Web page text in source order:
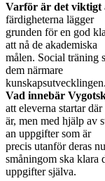
Varför är det viktigt
färdigheterna lägger
grunden för en god
att nå de akademiska
målen. Social träning
dem närmare
kunskapsutvecklingen.
Vad innebär
att eleverna startar där
är, men med hjälp av
an uppgifter som är
precis utanför deras
småningom ska klara
uppgifter själva.